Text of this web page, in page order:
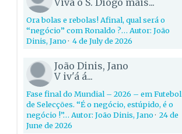
Ora bolas e rebolas! Afinal, qual será o
“negócio” com Ronaldo ?… Autor: João
Dinis, Jano· 4 de July de 2026
João Dinis, Jano
V iv'á á...
Fase final do Mundial – 2026 – em Futebol
de Selecções. “É o negócio, estúpido, é o
negócio !”… Autor: João Dinis, Jano· 24 de
June de 2026